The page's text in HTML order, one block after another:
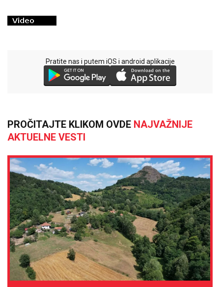
Pratite nas i putem iOS i android aplikacije
PROČITAJTE KLIKOM OVDE NAJVAŽNIJE
AKTUELNE VESTI